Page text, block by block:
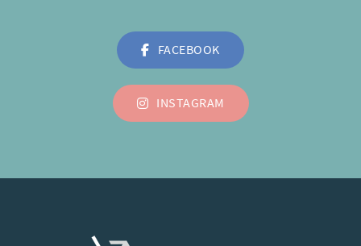
FACEBOOK
INSTAGRAM